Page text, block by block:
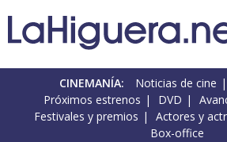
CINEMANÍA: Noticias de cine
Próximos estrenos
DVD
Festivales y premios
Actores y
Box-office